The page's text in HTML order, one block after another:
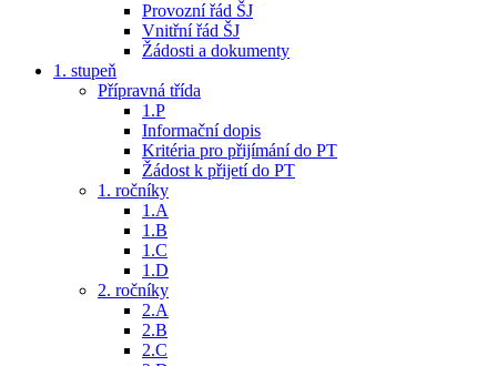
Provozní řád ŠJ
Vnitřní řád ŠJ
Žádosti a dokumenty
1. stupeň
Přípravná třída
1.P
Informační dopis
Kritéria pro přijímání do PT
Žádost k přijetí do PT
1. ročníky
1.A
1.B
1.C
1.D
2. ročníky
2.A
2.B
2.C